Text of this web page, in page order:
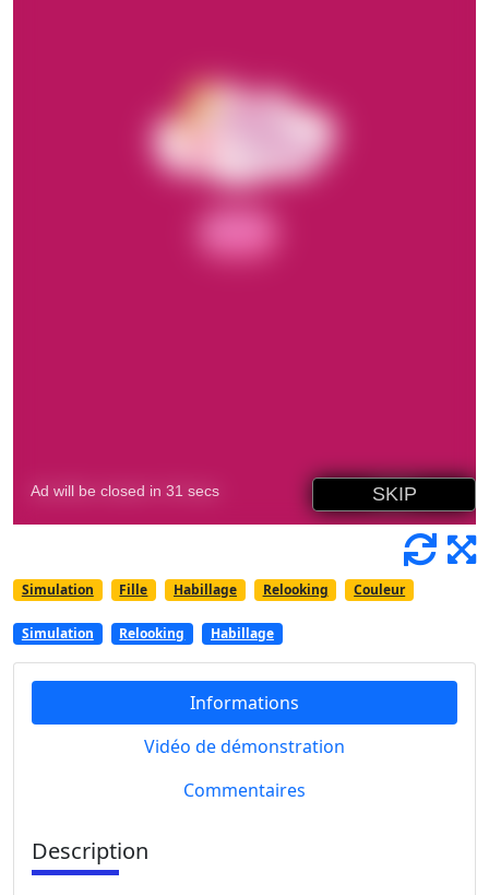
Simulation Fille Habillage Relooking Couleur
Simulation Relooking Habillage
Informations
Vidéo de démonstration
Commentaires
Description